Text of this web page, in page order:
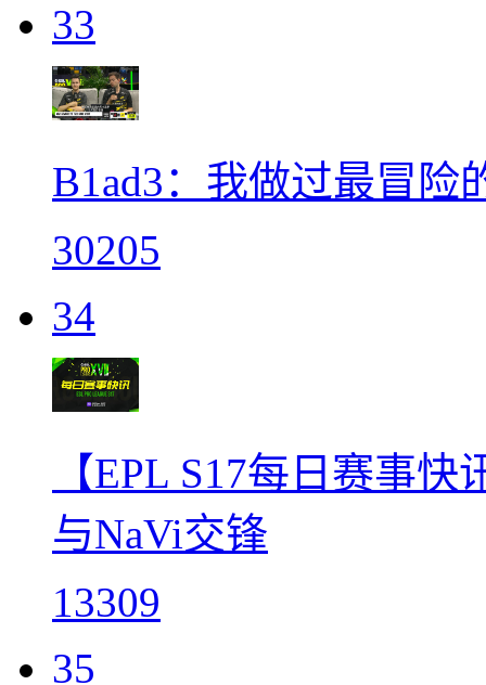
33
B1ad3：我做过最冒险
30205
34
【EPL S17每日赛事
与NaVi交锋
13309
35